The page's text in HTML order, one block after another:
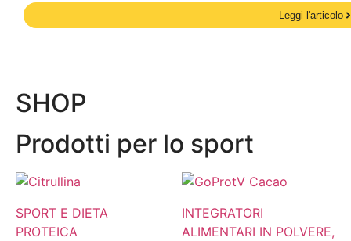
Leggi l'articolo
SHOP
Prodotti per lo sport
SPORT E DIETA
PROTEICA
INTEGRATORI
ALIMENTARI IN POLVERE,